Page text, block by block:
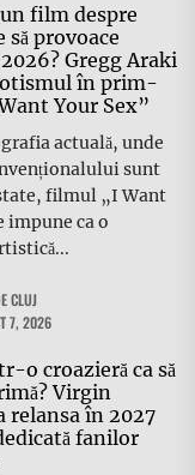
film despre
provoace
Gregg Araki
în prim-
Your Sex”
actuală, unde
sunt
filmul „I Want
impune ca o
CLUJ
7, 2026
o croazieră ca să
Virgin
relansa în 2027
fanilor